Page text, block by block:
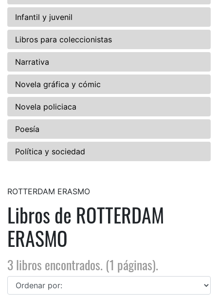
Infantil y juvenil
Libros para coleccionistas
Narrativa
Novela gráfica y cómic
Novela policiaca
Poesía
Política y sociedad
ROTTERDAM ERASMO
Libros de ROTTERDAM
ERASMO
3 libros encontrados. (1 páginas).